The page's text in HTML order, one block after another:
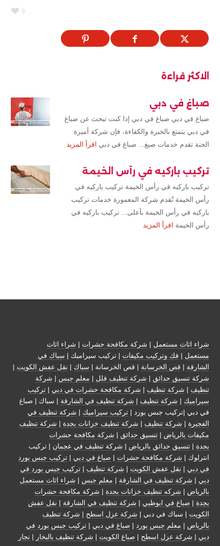
0
الاكثر قراءة
صباغ في دبي
صباغ في دبي صباغ في دبي إذا كنت تبحث عن صباغ
في دبي يتمتع بالخبرة والكفاءة، فإن شركة أميرة
الجنة تقدم خدمات صبغ... صباغ في دبي اقرأ المزيد
تركيب باركيه في رأس الخيمة
تركيب باركيه في رأس الخيمة تركيب باركيه في
رأس الخيمة تُقدم شركة المعمورة خدمات تركيب
باركيه في رأس الخيمة بأعلى... تركيب باركيه في
رأس الخيمة اقرأ المزيد
شراء اثاث مستعمل | شركة مكافحة حشرات | شراء اثاث
مستعمل | فك وتركيب مكيفات | تركيب سيراميك | سباك في
الشارقة | قص الخرسانة | قص الخرسانة | سباك | نقل عفش الكويت |
شركة تنسيق حدائق | شركة تنظيف فلل | معلم جبس | شركة
تنظيف | شركة تنظيف | شركة مكافحة حشرات في دبي | تركيب
سيراميك | شركة تنظيف | شركة تنظيف في الشارقة | سباك | صباغ
في دبي |تركيب جبس بورد | تركيب سيراميك | شركة تنظيف في
الفجيرة | شركة تنظيف | شركة تنظيف خزانات بجدة | شركة تنظيف
مكيفات بالرياض | تنسيق حدائق | شركة مكافحة حشرات
بجدة | تنسيق حدائق بالرياض | شركة تنظيف في عجمان | تركيب
انترلوك | شركة مكافحة حشرات | صباغ في دبي | تركيب جبس بورد
في دبي | نقل عفش الكويت | شركة تنظيف | تركيب جبس بورد في
دبي | شركة تنظيف في الشارقة | معلم جبس | شراء اثاث مستعمل
بالرياض | شركه تنظيف خزانات بجدة | شركة مكافحة حشرات
بجدة | صباغ في ابوظبي | شركة تنظيف في الشارقة | نقل عفش
الكويت | سباك في دبي | شركة عزل اسطح | شركة تنظيف
بالرياض | معلم جبس بورد | صباغ في دبي | تركيب جبس بورد في
دبي | شركة عزل اسطح | صباغ الكويت | شركة تنظيف بالبخار | نجار